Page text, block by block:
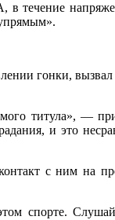
в течение
гонки,
титула», —
и это
с ним на
спорте.